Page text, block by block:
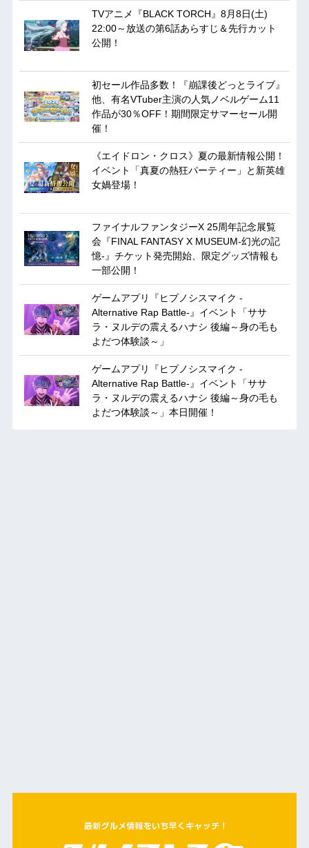
TVアニメ『BLACK TORCH』8月8日(土)
22:00～放送の第6話あらすじ＆先行カット
公開！
初セール作品多数！『崩課後どっとライブ』
他、有名VTuber主演の人気ノベルゲーム11
作品が30％OFF！期間限定サマーセール開
催！
《エイドロン・クロス》夏の最新情報公開！
イベント「真夏の熱狂パーティー」と新英雄
女媧登場！
ファイナルファンタジーX 25周年記念展覧
会『FINAL FANTASY X MUSEUM-幻光の記
憶-』チケット発売開始、限定グッズ情報も
一部公開！
ゲームアプリ『ヒプノシスマイク -
Alternative Rap Battle-』イベント「ササ
ラ・ヌルデの震えるハナシ 後編～身の毛も
よだつ体験談～」
ゲームアプリ『ヒプノシスマイク -
Alternative Rap Battle-』イベント「ササ
ラ・ヌルデの震えるハナシ 後編～身の毛も
よだつ体験談～」本日開催！